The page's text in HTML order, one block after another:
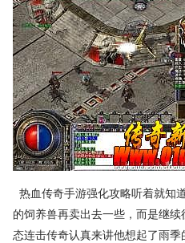
热血传奇手游强化攻略听着就知
的饲养兽再卖出去一些，而是继
态连击传奇认真来讲他想起了雨